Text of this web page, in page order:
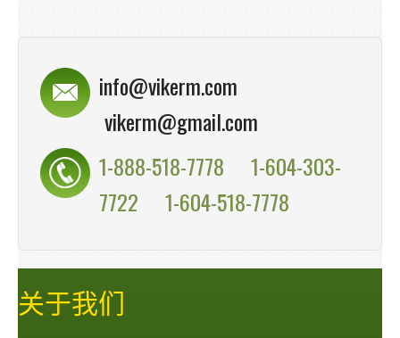
info@vikerm.com
vikerm@gmail.com
1-888-518-7778
1-604-303-
7722
1-604-518-7778
关于我们